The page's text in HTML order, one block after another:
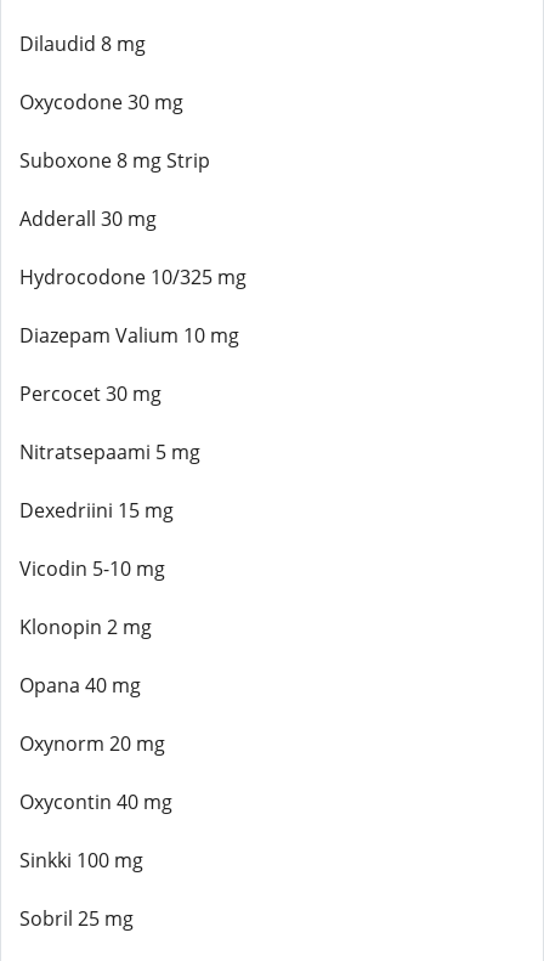
Dilaudid 8 mg
Oxycodone 30 mg
Suboxone 8 mg Strip
Adderall 30 mg
Hydrocodone 10/325 mg
Diazepam Valium 10 mg
Percocet 30 mg
Nitratsepaami 5 mg
Dexedriini 15 mg
Vicodin 5-10 mg
Klonopin 2 mg
Opana 40 mg
Oxynorm 20 mg
Oxycontin 40 mg
Sinkki 100 mg
Sobril 25 mg